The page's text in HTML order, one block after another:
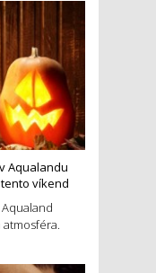
Aqualandu
víkend